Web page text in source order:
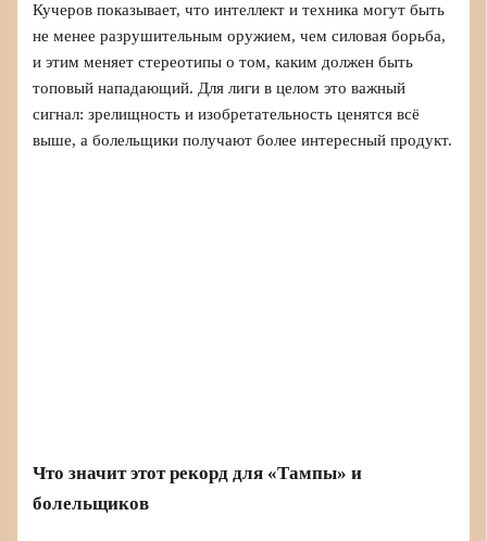
Кучеров показывает, что интеллект и техника могут быть
не менее разрушительным оружием, чем силовая борьба,
и этим меняет стереотипы о том, каким должен быть
топовый нападающий. Для лиги в целом это важный
сигнал: зрелищность и изобретательность ценятся всё
выше, а болельщики получают более интересный продукт.
Что значит этот рекорд для «Тампы» и
болельщиков